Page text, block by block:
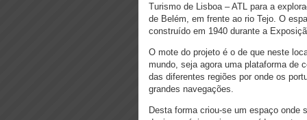
Turismo de Lisboa – ATL para a
de Belém, em frente ao rio Tejo. O
construído em 1940 durante a
O mote do projeto é o de que neste
mundo, seja agora uma plataforma de
das diferentes regiões por onde os
grandes navegações.
Desta forma criou-se um espaço onde